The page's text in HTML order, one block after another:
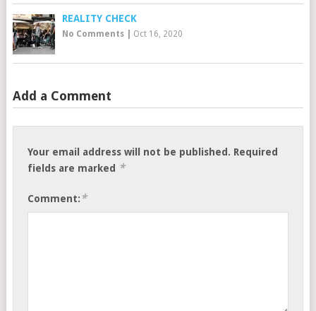
REALITY CHECK
No Comments| Oct 16, 2020
Add a Comment
Your email address will not be published. Required
fields are marked
*
Comment: *